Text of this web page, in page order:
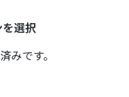
選択
みです。